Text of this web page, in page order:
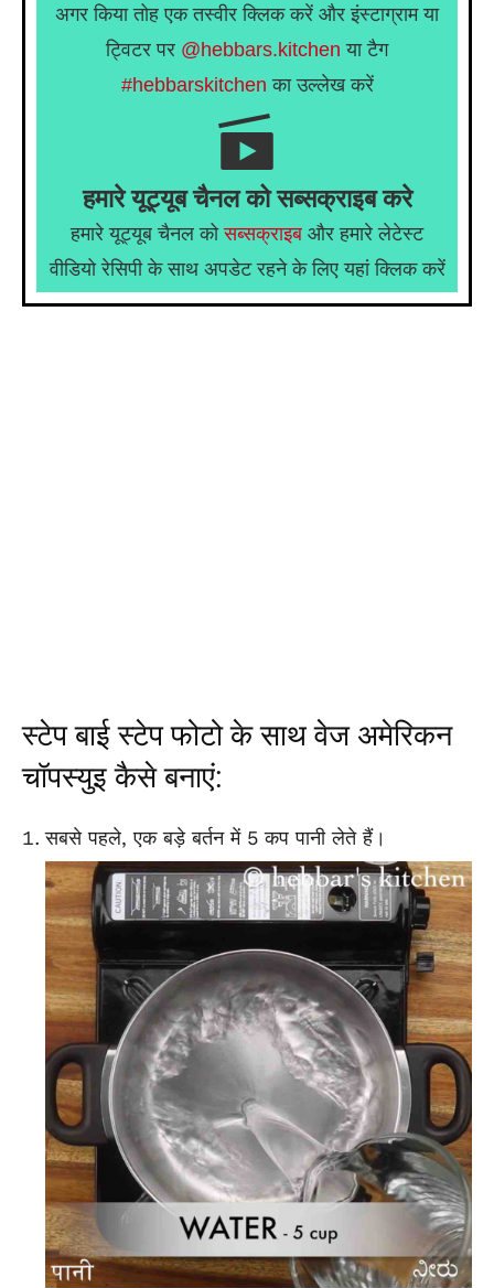
अगर किया तोह एक तस्वीर क्लिक करें और इंस्टाग्राम या
ट्विटर पर @hebbars.kitchen या टैग
#hebbarskitchen का उल्लेख करें
हमारे यूट्यूब चैनल को सब्सक्राइब करे
हमारे यूट्यूब चैनल कोसब्सक्राइब और हमारे लेटेस्ट
वीडियो रेसिपी के साथ अपडेट रहने के लिए यहां क्लिक करें
स्टेप बाई स्टेप फोटो के साथ वेज अमेरिकन
चॉपस्युइ कैसे बनाएं:
सबसे पहले, एक बड़े बर्तन में 5 कप पानी लेते हैं।